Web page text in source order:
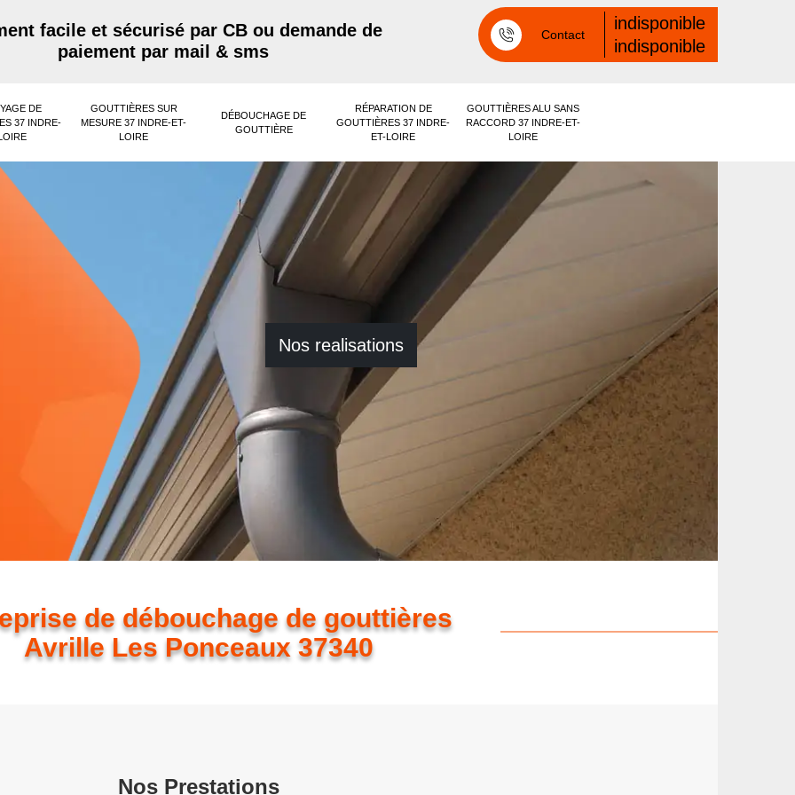
facile et sécurisé par CB ou demande de
paiement par mail & sms
Contact
indisponible
indisponible
DE
37 INDRE-
GOUTTIÈRES SUR
MESURE 37 INDRE-ET-
LOIRE
DÉBOUCHAGE DE
GOUTTIÈRE
RÉPARATION DE
GOUTTIÈRES 37 INDRE-
ET-LOIRE
GOUTTIÈRES ALU SANS
RACCORD 37 INDRE-ET-
LOIRE
Nos realisations
de débouchage de gouttières
Avrille Les Ponceaux 37340
Nos Prestations